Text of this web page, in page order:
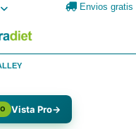
Envios gratis
Vista Pro→